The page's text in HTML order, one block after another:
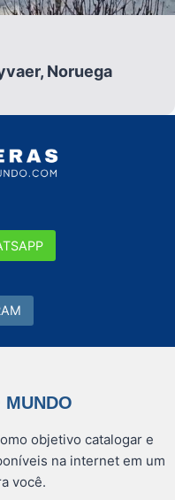
Noruega
MUNDO
objetivo catalogar e
na internet em um
você.